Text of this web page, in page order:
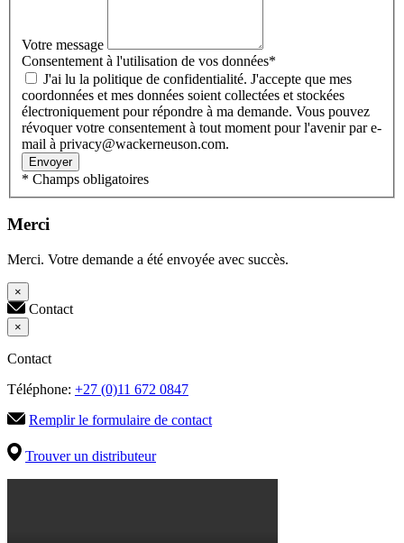
Votre message
Consentement à l'utilisation de vos données*
coordonnées et mes données soient collectées et stockées
électroniquement pour répondre à ma demande. Vous pouvez
révoquer votre consentement à tout moment pour l'avenir par e-
mail à privacy@wackerneuson.com.
Envoyer
* Champs obligatoires
Merci
Merci. Votre demande a été envoyée avec succès.
×
Contact
×
Contact
Téléphone: +27 (0)11 672 0847
Remplir le formulaire de contact
Trouver un distributeur